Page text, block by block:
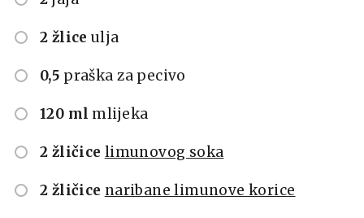
2 žlice ulja
0,5 praška za pecivo
120 ml mlijeka
2 žličice limunovog soka
2 žličice naribane limunove korice